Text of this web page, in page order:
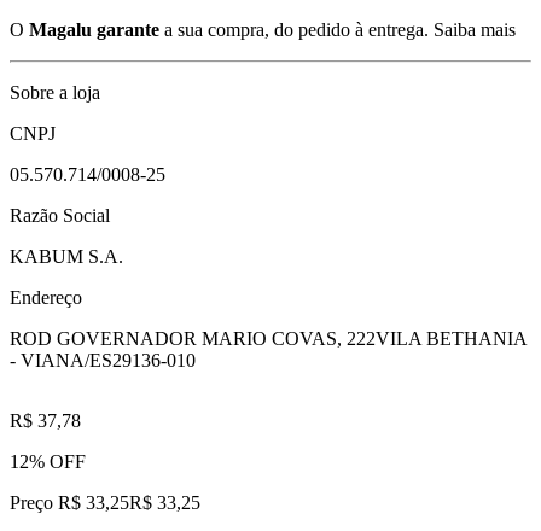
O Magalu garante a sua compra, do pedido à entrega. Saiba mais
Sobre a loja
CNPJ
05.570.714/0008-25
Razão Social
KABUM S.A.
Endereço
ROD GOVERNADOR MARIO COVAS, 222VILA BETHANIA
- VIANA/ES29136-010
R$ 37,78
12% OFF
Preço R$ 33,25R$ 33,25